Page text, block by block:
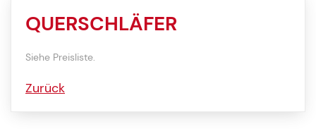
QUERSCHLÄFER
Siehe Preisliste.
Zurück